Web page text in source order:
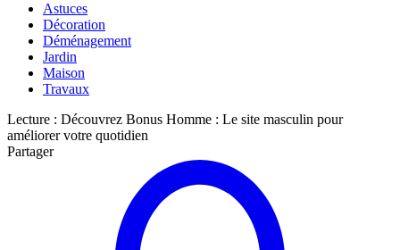
Astuces
Décoration
Déménagement
Jardin
Maison
Travaux
Lecture : Découvrez Bonus Homme : Le site masculin pour
améliorer votre quotidien
Partager